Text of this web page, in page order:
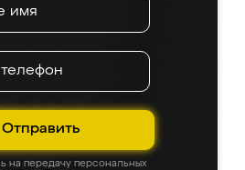
Отправить
на передачу персональных